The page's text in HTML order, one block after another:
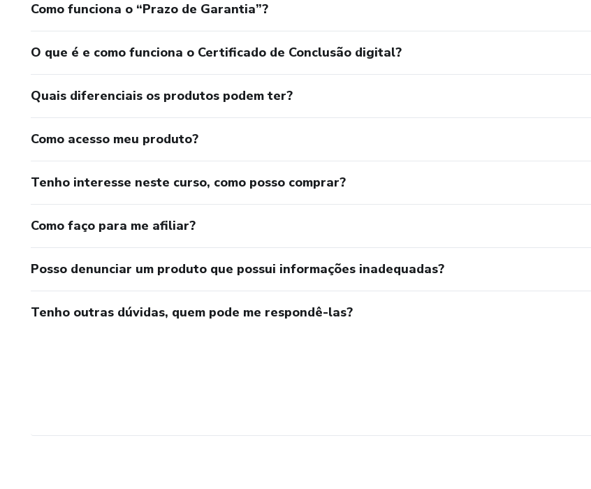
Como funciona o “Prazo de Garantia”?
O que é e como funciona o Certificado de Conclusão digital?
Quais diferenciais os produtos podem ter?
Como acesso meu produto?
Tenho interesse neste curso, como posso comprar?
Como faço para me afiliar?
Posso denunciar um produto que possui informações inadequadas?
Tenho outras dúvidas, quem pode me respondê-las?